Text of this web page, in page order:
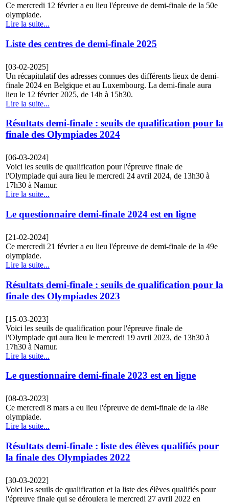
Ce mercredi 12 février a eu lieu l'épreuve de demi-finale de la 50e
olympiade.
Lire la suite...
Liste des centres de demi-finale 2025
[03-02-2025]
Un récapitulatif des adresses connues des différents lieux de demi-
finale 2024 en Belgique et au Luxembourg. La demi-finale aura
lieu le 12 février 2025, de 14h à 15h30.
Lire la suite...
Résultats demi-finale : seuils de qualification pour la
finale des Olympiades 2024
[06-03-2024]
Voici les seuils de qualification pour l'épreuve finale de
l'Olympiade qui aura lieu le mercredi 24 avril 2024, de 13h30 à
17h30 à Namur.
Lire la suite...
Le questionnaire demi-finale 2024 est en ligne
[21-02-2024]
Ce mercredi 21 février a eu lieu l'épreuve de demi-finale de la 49e
olympiade.
Lire la suite...
Résultats demi-finale : seuils de qualification pour la
finale des Olympiades 2023
[15-03-2023]
Voici les seuils de qualification pour l'épreuve finale de
l'Olympiade qui aura lieu le mercredi 19 avril 2023, de 13h30 à
17h30 à Namur.
Lire la suite...
Le questionnaire demi-finale 2023 est en ligne
[08-03-2023]
Ce mercredi 8 mars a eu lieu l'épreuve de demi-finale de la 48e
olympiade.
Lire la suite...
Résultats demi-finale : liste des élèves qualifiés pour
la finale des Olympiades 2022
[30-03-2022]
Voici les seuils de qualification et la liste des élèves qualifiés pour
l'épreuve finale qui se déroulera le mercredi 27 avril 2022 en